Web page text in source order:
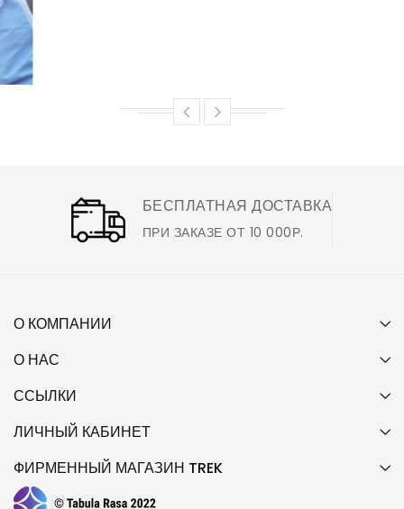
БЕСПЛАТНАЯ ДОСТАВКА
ПРИ ЗАКАЗЕ ОТ 10 000Р.
О КОМПАНИИ
О НАС
ССЫЛКИ
ЛИЧНЫЙ КАБИНЕТ
ФИРМЕННЫЙ МАГАЗИН TREK